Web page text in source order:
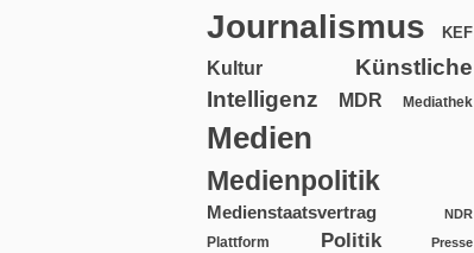
Journalismus KEF
Kultur
Künstliche
Intelligenz
MDR Mediathek
Medien
Medienpolitik
Medienstaatsvertrag NDR
Plattform Politik Presse